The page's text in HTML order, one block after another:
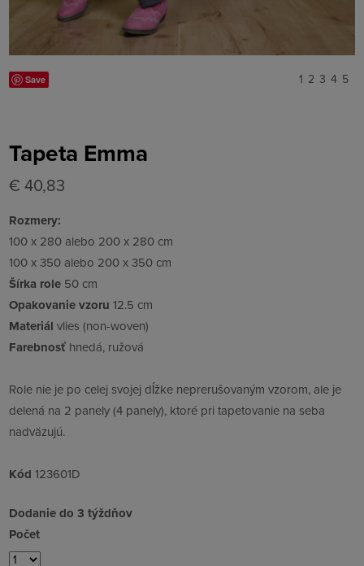
Save 1 2 3 4 5
Tapeta Emma
€ 40,83
Rozmery:
100 x 280 alebo 200 x 280 cm
100 x 350 alebo 200 x 350 cm
Šírka role 50 cm
Opakovanie vzoru 12.5 cm
Materiál vlies (non-woven)
Farebnosť hnedá, ružová
Role nie je po celej svojej dĺžke neprerušovaným vzorom, ale je
delená na 2 panely (4 panely), ktoré pri tapetovanie na seba
nadväzujú.
Kód 123601D
Dodanie do 3 týždňov
Počet